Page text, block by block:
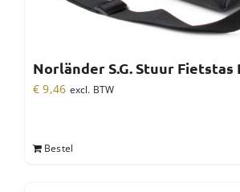
Norländer S.G. Stuur Fietstas
€ 9,46 excl. BTW
Bestel